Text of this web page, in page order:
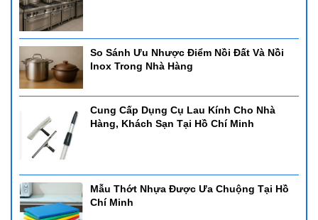
So Sánh Ưu Nhược Điểm Nồi Đất Và Nồi
Inox Trong Nhà Hàng
Cung Cấp Dụng Cụ Lau Kính Cho Nhà
Hàng, Khách Sạn Tại Hồ Chí Minh
Mẫu Thớt Nhựa Được Ưa Chuộng Tại Hồ
Chí Minh